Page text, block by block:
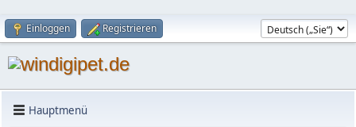
Einloggen Registrieren
Hauptmenü